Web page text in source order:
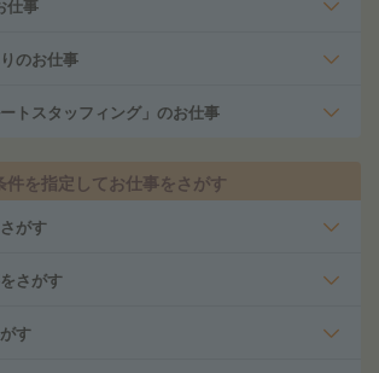
仕事
のお仕事
トスタッフィング」のお仕事
件を指定してお仕事をさがす
がす
さがす
す